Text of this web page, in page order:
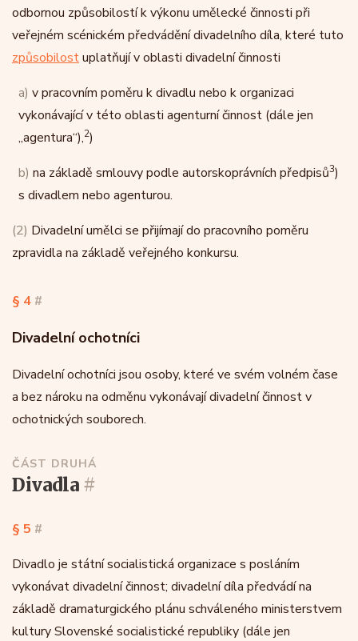
odbornou způsobilostí k výkonu umělecké činnosti při
veřejném scénickém předvádění divadelního díla, které tuto
způsobilostuplatňují v oblasti divadelní činnosti
a) v pracovním poměru k divadlu nebo k organizaci
vykonávající v této oblasti agenturní činnost (dále jen
„agentura“),2)
b) na základě smlouvy podle autorskoprávních předpisů3)
s divadlem nebo agenturou.
(2) Divadelní umělci se přijímají do pracovního poměru
zpravidla na základě veřejného konkursu.
§ 4 #
Divadelní ochotníci
Divadelní ochotníci jsou osoby, které ve svém volném čase
a bez nároku na odměnu vykonávají divadelní činnost v
ochotnických souborech.
ČÁST DRUHÁ
divadla #
§ 5 #
Divadlo je státní socialistická organizace s posláním
vykonávat divadelní činnost; divadelní díla předvádí na
základě dramaturgického plánu schváleného ministerstvem
kultury Slovenské socialistické republiky (dále jen